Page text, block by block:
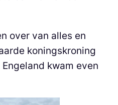
over van alles en
koningskroning
kwam even